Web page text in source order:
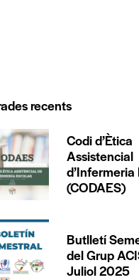
recents
Codi d’Ètica
Assistencial
d’Infermeria
(CODAES)
Butlletí
del Grup
Juliol 2025